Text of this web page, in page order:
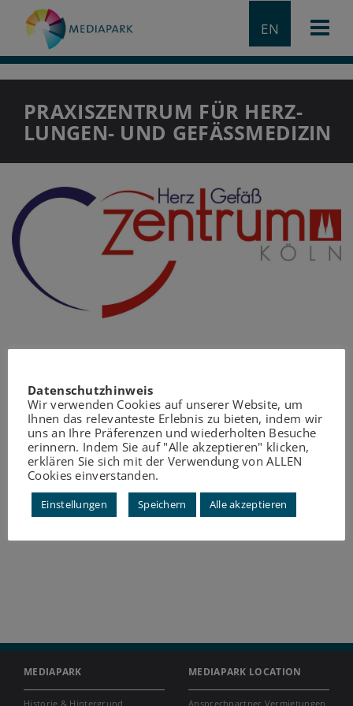
EN
PRAXISZENTRUM FÜR HERZ-
LUNGEN- UND GEFÄSSMEDIZIN
Im MediaPark 2
50670 Köln
info@herz-gefaesse-koeln.de
http://www.herz-gefaesse-koeln.de
Kontaktperson:
Prof. Dr. R. Wessely
MEDIAPARK
Historie & Hintergrund
MEDIAPARK LOCATION
Ansprechpartner Vermietungen
Datenschutzhinweis
Wir verwenden Cookies auf unserer Website, um
Ihnen das relevanteste Erlebnis zu bieten, indem wir
uns an Ihre Präferenzen und wiederholten Besuche
erinnern. Indem Sie auf "Alle akzeptieren" klicken,
erklären Sie sich mit der Verwendung von ALLEN
Cookies einverstanden.
Einstellungen Speichern Alle akzeptieren